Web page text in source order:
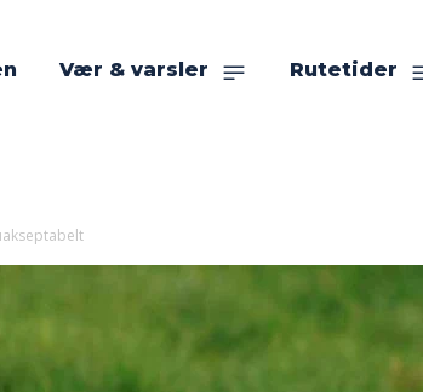
Vær & varsler Rutetider